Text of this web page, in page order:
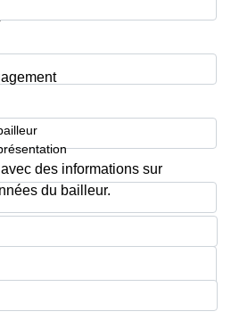
des informations sur
du bailleur.